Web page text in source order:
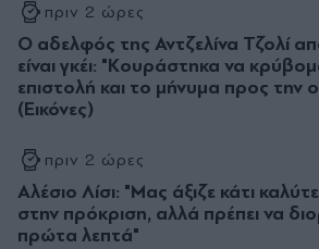
πριν 2 ώρες
Ο αδελφός της Αντζελίνα Τζολί
είναι γκέι: "Κουράστηκα να
επιστολή και το μήνυμα προς την
(Εικόνες)
πριν 2 ώρες
Αλέσιο Λίσι: "Μας άξιζε κάτι
στην πρόκριση, αλλά πρέπει να
πρώτα λεπτά"